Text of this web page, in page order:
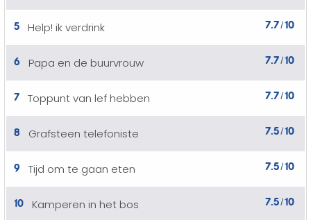
5 Help! ik verdrink 7.7/10
6 Papa en de buurvrouw 7.7/10
7 Toppunt van lef hebben 7.7/10
8 Grafsteen telefoniste 7.5/10
9 Tijd om te gaan eten 7.5/10
10 Kamperen in het bos 7.5/10